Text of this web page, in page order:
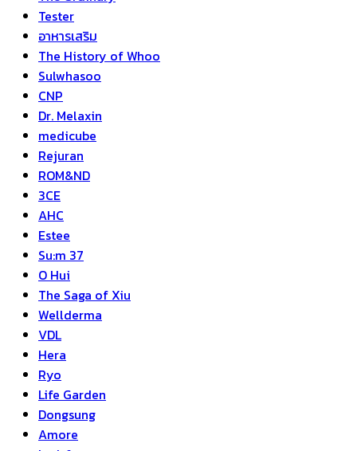
Tester
อาหารเสริม
The History of Whoo
Sulwhasoo
CNP
Dr. Melaxin
medicube
Rejuran
ROM&ND
3CE
AHC
Estee
Su:m 37
O Hui
The Saga of Xiu
Wellderma
VDL
Hera
Ryo
Life Garden
Dongsung
Amore